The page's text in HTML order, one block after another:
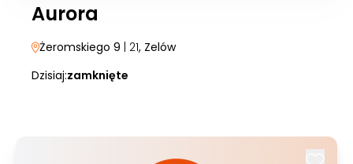
Aurora
Żeromskiego 9 | 21, Zelów
Dzisiaj:zamknięte